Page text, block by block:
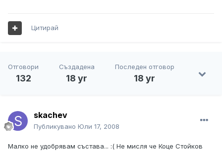
Цитирай
Отговори
132
Създадена
18 yr
Последен отговор
18 yr
skachev
Публикувано Юли 17, 2008
Малко не удобрявам състава... :( Не мисля че Коце Стойков